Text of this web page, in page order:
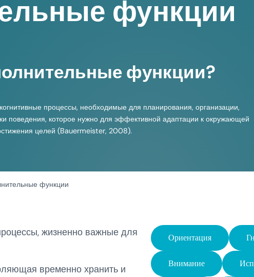
функции
функции?
процессы, необходимые для планирования, организации,
поведения, которое нужно для эффективной адаптации к окружающей
целей (Bauermeister, 2008).
функции
жизненно важные для
временно хранить и
Ориентация
Внимание